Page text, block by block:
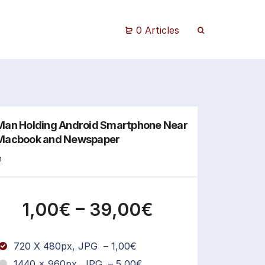
0 Articles
Holding Android Smartphone Near
and Newspaper
1,00€ – 39,00€
720 X 480px, JPG – 1,00€